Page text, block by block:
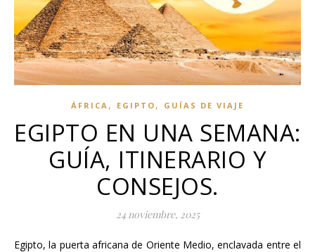
ÁFRICA , EGIPTO , GUÍAS DE VIAJE
EGIPTO EN UNA SEMANA:
GUÍA, ITINERARIO Y
CONSEJOS.
24 noviembre, 2025
Egipto, la puerta africana de Oriente Medio, enclavada entre el